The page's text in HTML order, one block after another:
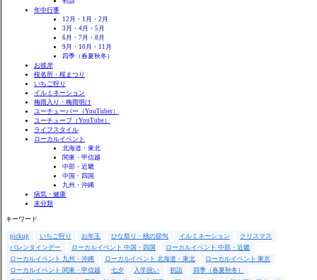
年中行事
12月・1月・2月
3月・4月・5月
6月・7月・8月
9月・10月・11月
四季（春夏秋冬）
お彼岸
桜名所・桜まつり
いちご狩り
イルミネーション
梅雨入り・梅雨明け
ユーチューバー（YouTuber）
ユーチューブ（YouTube）
ライフスタイル
ローカルイベント
北海道・東北
関東・甲信越
中部・近畿
中国・四国
九州・沖縄
病気・健康
未分類
キーワード
pickup いちご狩り お年玉 ひな祭り・桃の節句 イルミネーション
クリスマス
バレンタインデー
ローカルイベント 中国・四国
ローカルイベント 中部・近畿
ローカルイベント 九州・沖縄
ローカルイベント 北海道・東北
ローカルイベント 東京
ローカルイベント 関東・甲信越
七夕 入学祝い 初詣
四季（春夏秋冬）